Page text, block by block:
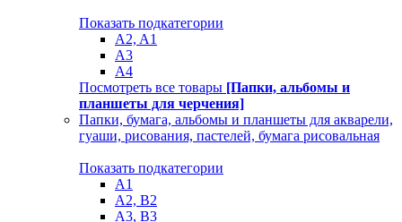
Показать подкатегории
A2, A1
A3
A4
Посмотреть все товары [Папки, альбомы и
планшеты для черчения]
Папки, бумага, альбомы и планшеты для акварели,
гуаши, рисования, пастелей, бумага рисовальная
Показать подкатегории
A1
A2, B2
A3, B3